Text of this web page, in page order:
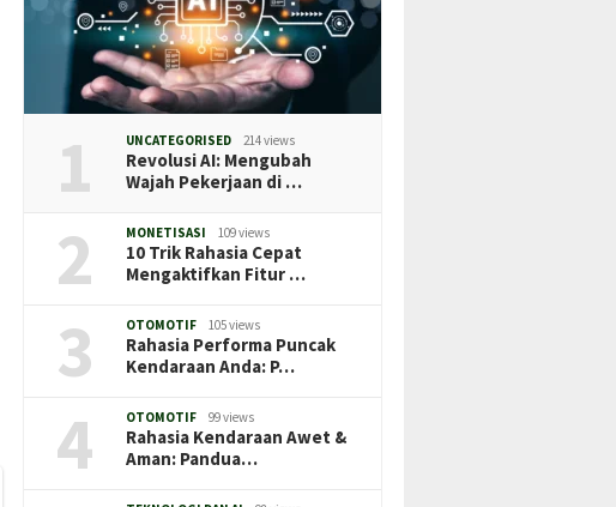
1 UNCATEGORISED 214 views
Revolusi AI: Mengubah
Wajah Pekerjaan di …
2 MONETISASI 109 views
10 Trik Rahasia Cepat
Mengaktifkan Fitur …
3 OTOMOTIF 105 views
Rahasia Performa Puncak
Kendaraan Anda: P…
4 OTOMOTIF 99 views
Rahasia Kendaraan Awet &
Aman: Pandua…